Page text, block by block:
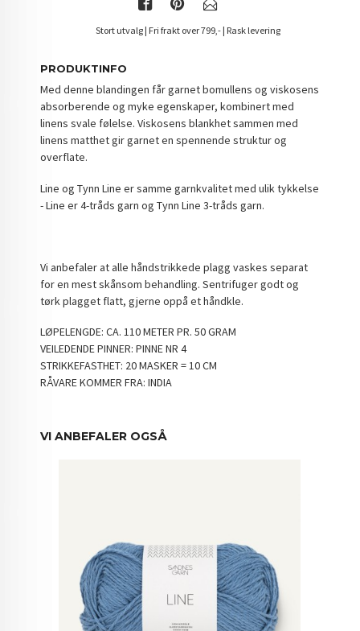
Stort utvalg | Fri frakt over 799,- | Rask levering
PRODUKTINFO
Med denne blandingen får garnet bomullens og viskosens
absorberende og myke egenskaper, kombinert med
linens svale følelse. Viskosens blankhet sammen med
linens matthet gir garnet en spennende struktur og
overflate.
Line og Tynn Line er samme garnkvalitet med ulik tykkelse
- Line er 4-tråds garn og Tynn Line 3-tråds garn.
Vi anbefaler at alle håndstrikkede plagg vaskes separat
for en mest skånsom behandling. Sentrifuger godt og
tørk plagget flatt, gjerne oppå et håndkle.
LØPELENGDE: CA. 110 METER PR. 50 GRAM
VEILEDENDE PINNER: PINNE NR 4
STRIKKEFASTHET: 20 MASKER = 10 CM
RÅVARE KOMMER FRA: INDIA
VI ANBEFALER OGSÅ